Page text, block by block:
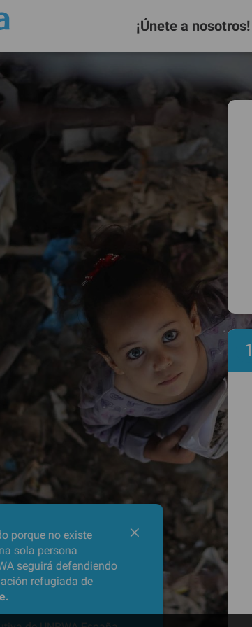
¡Únete a nosotros!
porque no existe
sola persona
seguirá defendiendo
refugiada de